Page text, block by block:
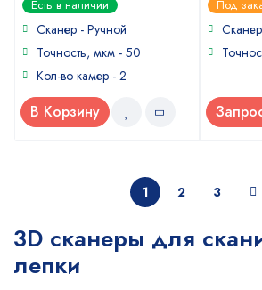
5Есть в наличии
Сканер - Ручной
Точность, мкм - 50
Кол-во камер - 2
В Корзину
out
of
Под
1 2 3
3D сканеры для
лепки